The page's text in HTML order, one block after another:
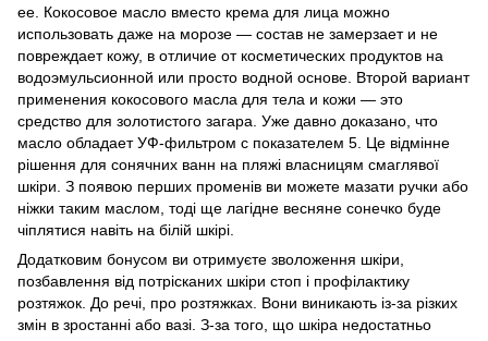
ее. Кокосовое масло вместо крема для лица можно
использовать даже на морозе — состав не замерзает и не
повреждает кожу, в отличие от косметических продуктов на
водоэмульсионной или просто водной основе. Второй вариант
применения кокосового масла для тела и кожи — это
средство для золотистого загара. Уже давно доказано, что
масло обладает УФ-фильтром с показателем 5. Це відмінне
рішення для сонячних ванн на пляжі власницям смаглявої
шкіри. З появою перших променів ви можете мазати ручки або
ніжки таким маслом, тоді ще лагідне весняне сонечко буде
чіплятися навіть на білій шкірі.
Додатковим бонусом ви отримуєте зволоження шкіри,
позбавлення від потрісканих шкіри стоп і профілактику
розтяжок. До речі, про розтяжках. Вони виникають із-за різких
змін в зростанні або вазі. З-за того, що шкіра недостатньо